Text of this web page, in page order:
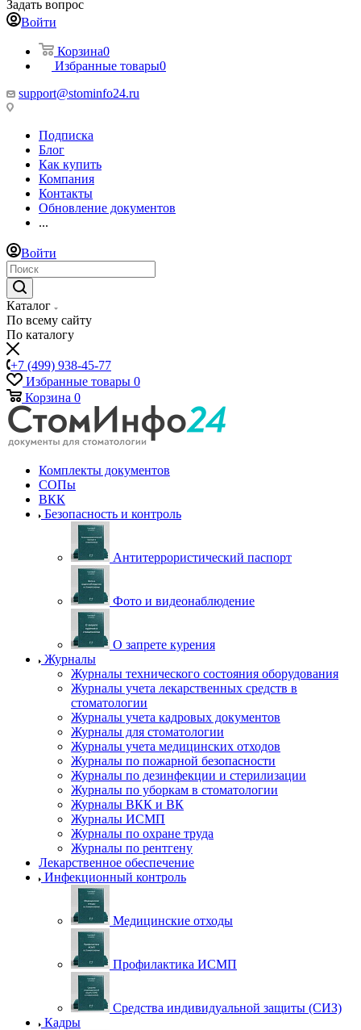
Задать вопрос
Войти
Корзина0
Избранные товары0
support@stominfo24.ru
Подписка
Блог
Как купить
Компания
Контакты
Обновление документов
...
Войти
Каталог
По всему сайту
По каталогу
+7 (499) 938-45-77
Избранные товары 0
Корзина 0
Комплекты документов
СОПы
ВКК
Безопасность и контроль
Антитеррористический паспорт
Фото и видеонаблюдение
О запрете курения
Журналы
Журналы технического состояния оборудования
Журналы учета лекарственных средств в
стоматологии
Журналы учета кадровых документов
Журналы для стоматологии
Журналы учета медицинских отходов
Журналы по пожарной безопасности
Журналы по дезинфекции и стерилизации
Журналы по уборкам в стоматологии
Журналы ВКК и ВК
Журналы ИСМП
Журналы по охране труда
Журналы по рентгену
Лекарственное обеспечение
Инфекционный контроль
Медицинские отходы
Профилактика ИСМП
Средства индивидуальной защиты (СИЗ)
Кадры